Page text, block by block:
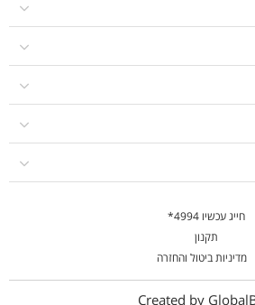
חייג עכשיו 4994*
תקנון
מדיניות ביטול והחזרה
Created by